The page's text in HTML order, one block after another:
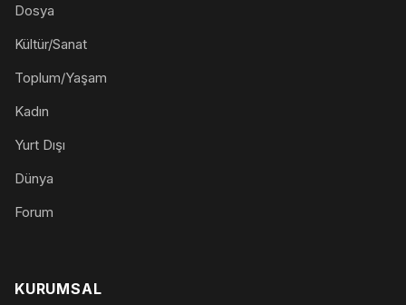
Dosya
Kültür/Sanat
Toplum/Yaşam
Kadın
Yurt Dışı
Dünya
Forum
KURUMSAL